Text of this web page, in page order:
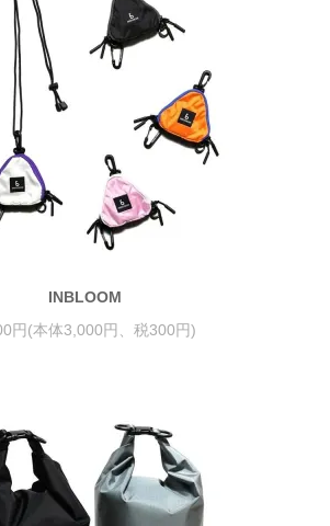
INBLOOM
円(本体3,000円、税300円)